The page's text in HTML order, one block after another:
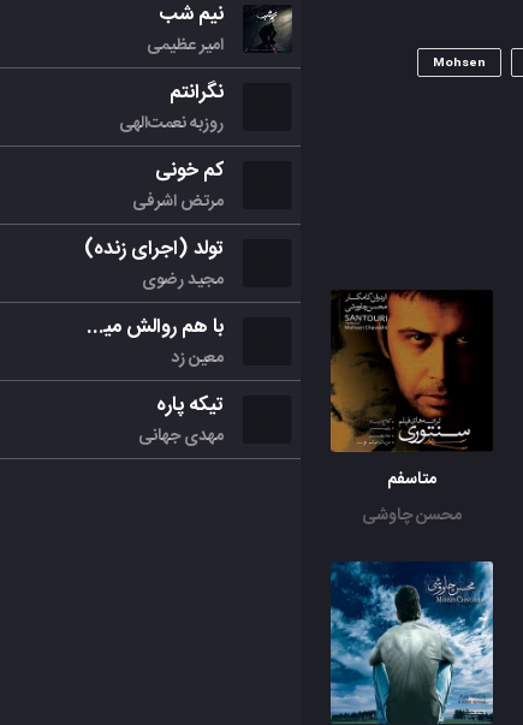
Mohsen
متاسفم
محسن چاوشی
نیم شب
امیر عظیمی
نگرانتم
روزبه نعمت‌الهی
کم خونی
مرتض اشرفی
تولد (اجرای زنده)
مجید رضوی
با هم روالش میکنیم
معین زد
تیکه پاره
مهدی جهانی